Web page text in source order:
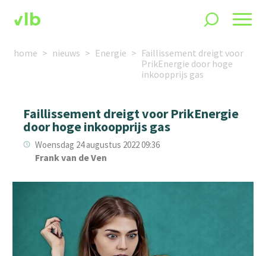
home nieuws Energie
Faillissement dreigt voor
PrikEnergie door hoge
inkoopprijs gas
Faillissement dreigt voor PrikEnergie
door hoge inkoopprijs gas
Woensdag 24 augustus 2022 09:36
Frank van de Ven